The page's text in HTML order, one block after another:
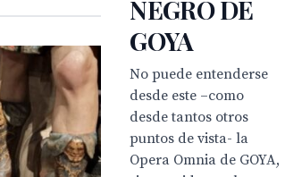
NEGRO DE
GOYA
No puede entenderse
desde este –como
desde tantos otros
puntos de vista- la
Opera Omnia de GOYA,